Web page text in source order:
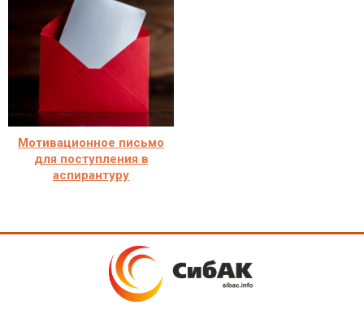
Мотивационное письмо
для поступления в
аспирантуру